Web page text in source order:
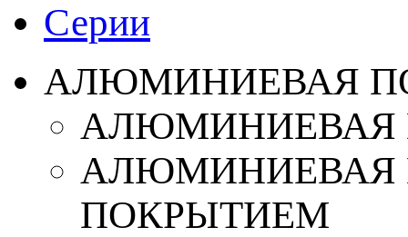
Серии
АЛЮМИНИЕВАЯ
АЛЮМИНИЕВАЯ
АЛЮМИНИЕВАЯ
ПОКРЫТИЕМ